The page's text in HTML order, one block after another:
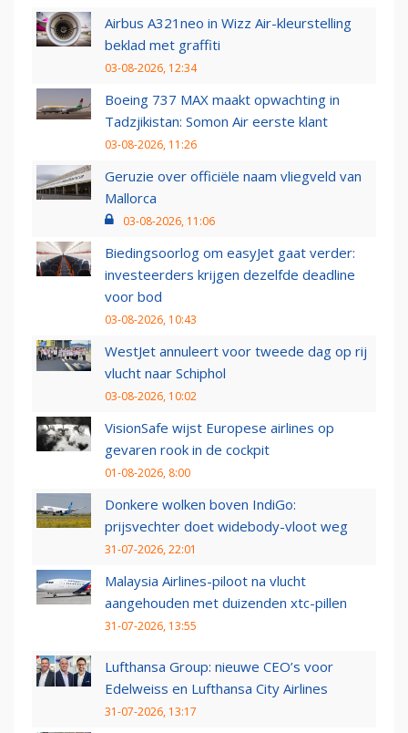
Airbus A321neo in Wizz Air-kleurstelling
beklad met graffiti
03-08-2026, 12:34
Boeing 737 MAX maakt opwachting in
Tadzjikistan: Somon Air eerste klant
03-08-2026, 11:26
Geruzie over officiële naam vliegveld van
Mallorca
03-08-2026, 11:06
Biedingsoorlog om easyJet gaat verder:
investeerders krijgen dezelfde deadline
voor bod
03-08-2026, 10:43
WestJet annuleert voor tweede dag op rij
vlucht naar Schiphol
03-08-2026, 10:02
VisionSafe wijst Europese airlines op
gevaren rook in de cockpit
01-08-2026, 8:00
Donkere wolken boven IndiGo:
prijsvechter doet widebody-vloot weg
31-07-2026, 22:01
Malaysia Airlines-piloot na vlucht
aangehouden met duizenden xtc-pillen
31-07-2026, 13:55
Lufthansa Group: nieuwe CEO’s voor
Edelweiss en Lufthansa City Airlines
31-07-2026, 13:17